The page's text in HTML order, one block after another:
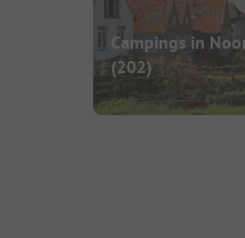
Campings in
(202)